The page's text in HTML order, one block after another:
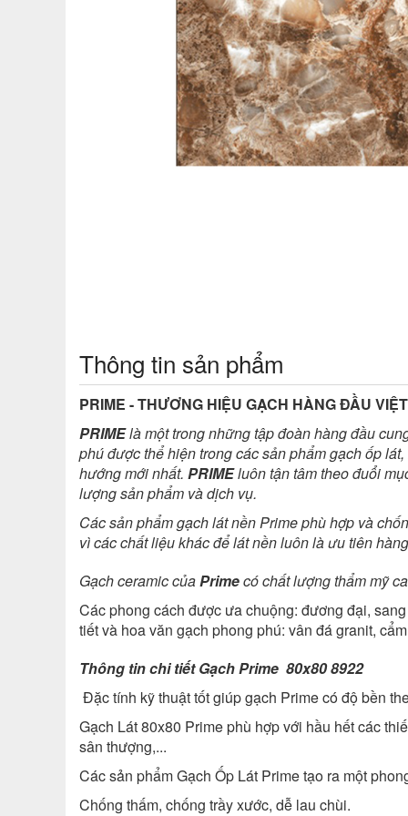
Thông tin sản phẩm
PRIME - THƯƠNG HIỆU GẠCH HÀNG ĐẦU
PRIMElà một trong những tập đoàn hàng đầu
phú được thể hiện trong các sản phẩm gạch ốp
hướng mới nhất. PRIMEluôn tận tâm theo đuổi
lượng sản phẩm và dịch vụ.
Các sản phẩm gạch lát nền Prime phù hợp và
vì các chất liệu khác để lát nền luôn là ưu tiên
Gạch ceramic củaPrimecó chất lượng thẩm mỹ
Các phong cách được ưa chuộng: đương đại,
tiết và hoa văn gạch phong phú: vân đá granit,
Thông tin chi tiết Gạch Prime 80x80 8922
Đặc tính kỹ thuật tốt giúp gạch Prime có độ bền
Gạch Lát 80x80 Prime phù hợp với hầu hết các
sân thượng,...
Các sản phẩm Gạch Ốp Lát Prime tạo ra một
Chống thấm, chống trầy xước, dễ lau chùi.